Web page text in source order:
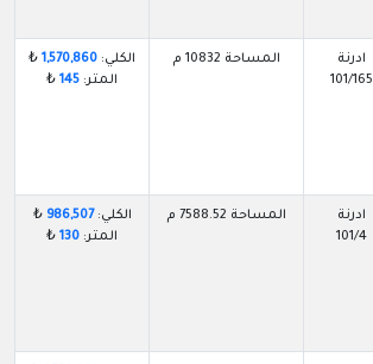
ادرنة
101/165
المساحة 10832 م الكلي: 1,570,860
₺
المتر: 145
₺
ادرنة
101/4
المساحة 7588.52 م الكلي:986,507
₺
المتر: 130
₺